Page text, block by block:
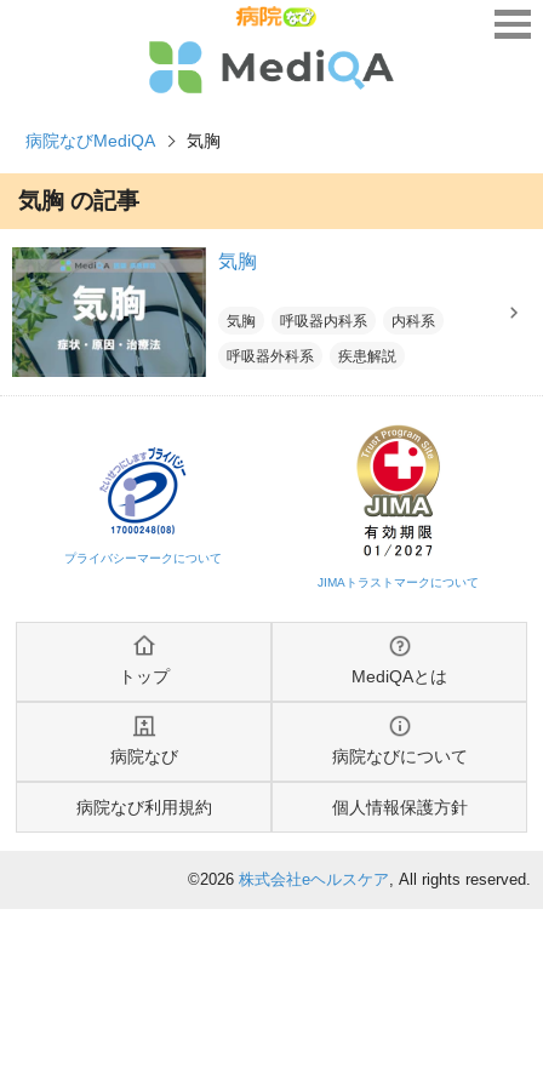
病院なびMediQA 気胸
気胸 の記事
気胸
気胸 呼吸器内科系 内科系
呼吸器外科系 疾患解説
トップ MediQAとは
病院なび 病院なびについて
病院なび利用規約 個人情報保護方針
©2026 株式会社eヘルスケア , All rights reserved.